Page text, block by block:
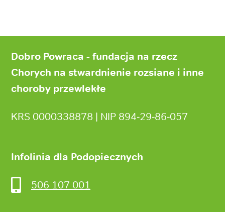
stronyDobro Powraca - fundacja na rzecz
Chorych na stwardnienie rozsiane i inne
choroby przewlekłe
KRS 0000338878 | NIP 894‑29‑86‑057
Infolinia dla Podopiecznych
506 107 001